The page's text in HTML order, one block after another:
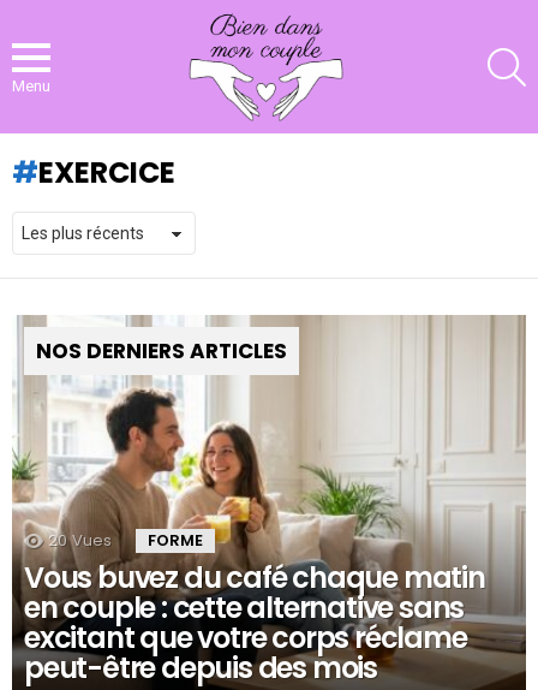
Menu
EXERCICE
NOS DERNIERS ARTICLES
20 Vues FORME
Vous buvez du café chaque matin
en couple : cette alternative sans
excitant que votre corps réclame
peut-être depuis des mois